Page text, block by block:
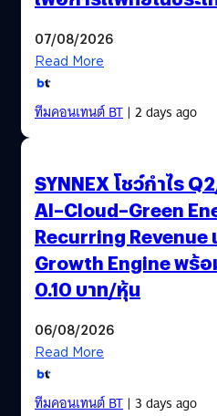
07/08/2026
Read More
ทีมคอนเทนต์ BT| 2 days ago
SYNNEX โชว์กำไร
AI–Cloud–Green
Recurring Revenue
Growth Engine พร้
0.10 บาท/หุ้น
06/08/2026
Read More
ทีมคอนเทนต์ BT| 3 days ago